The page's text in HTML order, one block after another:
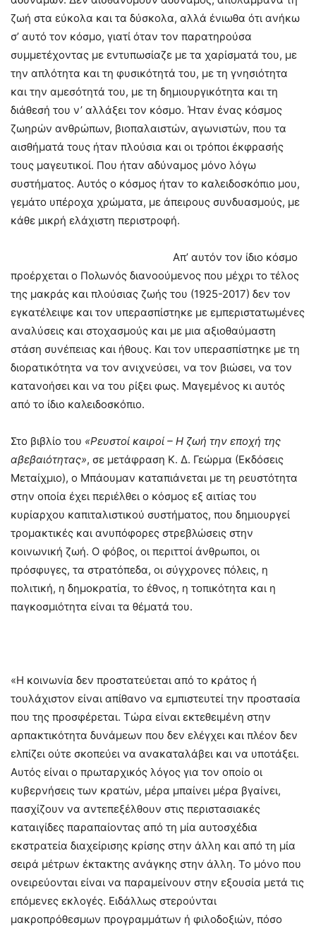
ζωή στα εύκολα και τα δύσκολα, αλλά ένιωθα ότι ανήκω
σ’ αυτό τον κόσμο, γιατί όταν τον παρατηρούσα
συμμετέχοντας με εντυπωσίαζε με τα χαρίσματά του, με
την απλότητα και τη φυσικότητά του, με τη γνησιότητα
και την αμεσότητά του, με τη δημιουργικότητα και τη
διάθεσή του ν’ αλλάξει τον κόσμο. Ήταν ένας κόσμος
ζωηρών ανθρώπων, βιοπαλαιστών, αγωνιστών, που τα
αισθήματά τους ήταν πλούσια και οι τρόποι έκφρασής
τους μαγευτικοί. Που ήταν αδύναμος μόνο λόγω
συστήματος. Αυτός ο κόσμος ήταν το καλειδοσκόπιο μου,
γεμάτο υπέροχα χρώματα, με άπειρους συνδυασμούς, με
κάθε μικρή ελάχιστη περιστροφή.
Απ’ αυτόν τον ίδιο κόσμο
προέρχεται ο Πολωνός διανοούμενος που μέχρι το τέλος
της μακράς και πλούσιας ζωής του (1925-2017) δεν τον
εγκατέλειψε και τον υπερασπίστηκε με εμπεριστατωμένες
αναλύσεις και στοχασμούς και με μια αξιοθαύμαστη
στάση συνέπειας και ήθους. Και τον υπερασπίστηκε με τη
διορατικότητα να τον ανιχνεύσει, να τον βιώσει, να τον
κατανοήσει και να του ρίξει φως. Μαγεμένος κι αυτός
από το ίδιο καλειδοσκόπιο.
Στο βιβλίο του «Ρευστοί καιροί – Η ζωή την εποχή της
αβεβαιότητας», σε μετάφραση Κ. Δ. Γεώρμα (Εκδόσεις
Μεταίχμιο), ο Μπάουμαν καταπιάνεται με τη ρευστότητα
στην οποία έχει περιέλθει ο κόσμος εξ αιτίας του
κυρίαρχου καπιταλιστικού συστήματος, που δημιουργεί
τρομακτικές και ανυπόφορες στρεβλώσεις στην
κοινωνική ζωή. Ο φόβος, οι περιττοί άνθρωποι, οι
πρόσφυγες, τα στρατόπεδα, οι σύγχρονες πόλεις, η
πολιτική, η δημοκρατία, το έθνος, η τοπικότητα και η
παγκοσμιότητα είναι τα θέματά του.
«Η κοινωνία δεν προστατεύεται από το κράτος ή
τουλάχιστον είναι απίθανο να εμπιστευτεί την προστασία
που της προσφέρεται. Τώρα είναι εκτεθειμένη στην
αρπακτικότητα δυνάμεων που δεν ελέγχει και πλέον δεν
ελπίζει ούτε σκοπεύει να ανακαταλάβει και να υποτάξει.
Αυτός είναι ο πρωταρχικός λόγος για τον οποίο οι
κυβερνήσεις των κρατών, μέρα μπαίνει μέρα βγαίνει,
πασχίζουν να αντεπεξέλθουν στις περιστασιακές
καταιγίδες παραπαίοντας από τη μία αυτοσχέδια
εκστρατεία διαχείρισης κρίσης στην άλλη και από τη μία
σειρά μέτρων έκτακτης ανάγκης στην άλλη. Το μόνο που
ονειρεύονται είναι να παραμείνουν στην εξουσία μετά τις
επόμενες εκλογές. Ειδάλλως στερούνται
μακροπρόθεσμων προγραμμάτων ή φιλοδοξιών, πόσο